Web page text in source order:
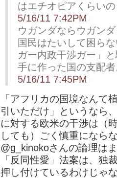
はエチオピアくらい
5/16/11 7:42PM
ウガンダならウガン
国民はたいして困ら
ガー内政干渉ガー」
手に作った国の支配
5/16/11 7:45PM
「アフリカの国境なんて
引いただけ」というなら
に対する欧米の干渉は（
しても）ごく慎重になら
@g_kinokoさんの論理は
「反同性愛」法案は、独
押し付けているわけじゃ